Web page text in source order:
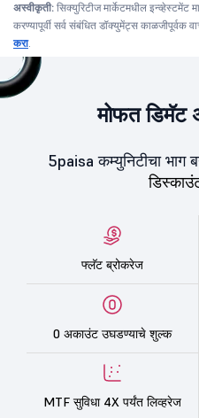
अस्वीकृती: सिक्युरिटीज मार्केटमधील इन्व्हेस्टमेंट
करण्यापूर्वी सर्व संबंधित डॉक्युमेंट्स काळजीपूर्वक
करा.
मोफत डिमॅट
5paisa कम्युनिटीचा भाग
फ्लॅट ब्रोकरेज
0 अकाउंट उघडण्याचे शुल्क
MTF सुविधा 4X पर्यंत लिव्हरेज